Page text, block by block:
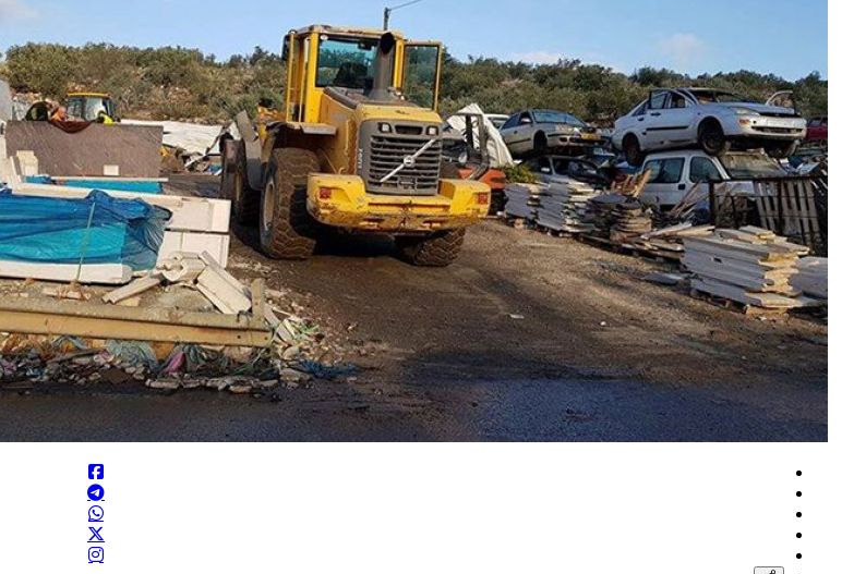
گفتگوی تلفنی وزرای امور خارجه ایران و موریتانی
فناوری بومی ایران، برتر از هر سامانه وارداتی در منطقه است